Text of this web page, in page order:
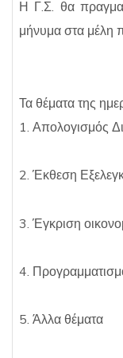
Η Γ.Σ. θα
μήνυμα στα μέλη
Τα θέματα της
1. Απολογισμός
2. Έκθεση
3. Έγκριση
4.
5. Άλλα θέματα